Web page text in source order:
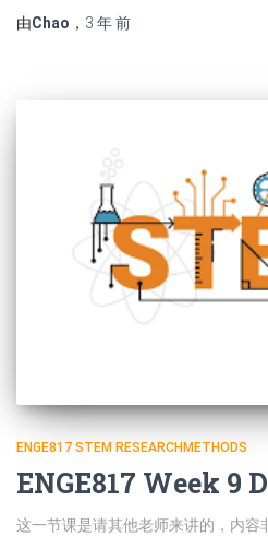
由Chao ， 3 年前
ENGE817 STEM RESEARCHMETHODS
ENGE817 Week 9
这一节课是请其他老师来讲的，内容